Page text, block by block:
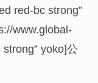
red-bc strong”
www.global-
yoko]公